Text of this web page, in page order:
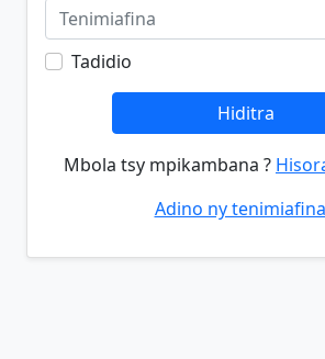
Tadidio
Hiditra
Mbola tsy mpikambana ?
Adino ny